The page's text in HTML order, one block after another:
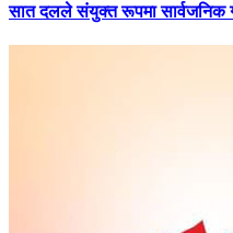
सातदलले संयुक्त रूपमा सार्वजनिक